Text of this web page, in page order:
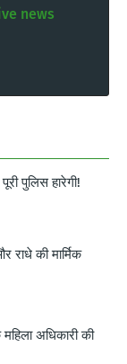
news
पुलिस हारेगी!
की मार्मिक
अधिकारी की